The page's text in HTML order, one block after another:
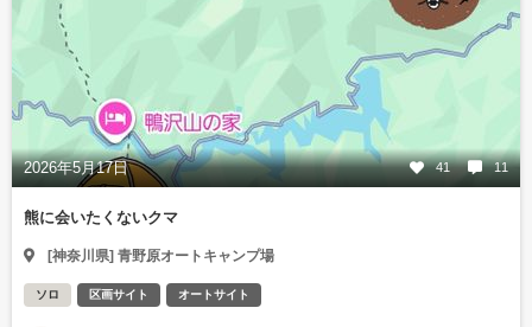
2026年5月17日 41 11
熊に会いたくないクマ
[神奈川県] 青野原オートキャンプ場
ソロ 区画サイト オートサイト